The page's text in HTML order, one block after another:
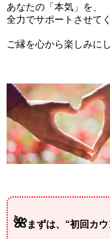
あなたの「本気」を、
全力でサポートさせて
ご縁を心から楽しみに
🌺まずは、“初回カ